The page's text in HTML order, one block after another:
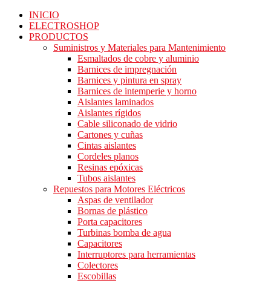
INICIO
ELECTROSHOP
PRODUCTOS
Suministros y Materiales para Mantenimiento
Esmaltados de cobre y aluminio
Barnices de impregnación
Barnices y pintura en spray
Barnices de intemperie y horno
Aislantes laminados
Aislantes rígidos
Cable siliconado de vidrio
Cartones y cuñas
Cintas aislantes
Cordeles planos
Resinas epóxicas
Tubos aislantes
Repuestos para Motores Eléctricos
Aspas de ventilador
Bornas de plástico
Porta capacitores
Turbinas bomba de agua
Capacitores
Interruptores para herramientas
Colectores
Escobillas